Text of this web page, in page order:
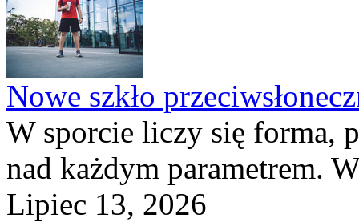
Nowe szkło
W sporcie liczy się forma,
nad każdym parametrem.
Lipiec 13, 2026